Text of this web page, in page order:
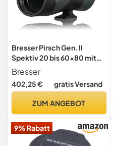
Bresser Pirsch Gen. II
Spektiv 20 bis 60x80 mit
10:1 Fokus wasserdicht
Bresser
402,25 € gratis Versand
ZUM ANGEBOT
9% Rabatt